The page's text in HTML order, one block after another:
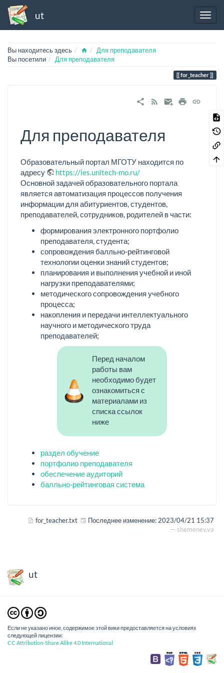
ut
Вы находитесь здесь HomeДля преподавателя
Вы посетили
Для преподавателя
for_teacher
Для преподавателя
Образовательный портал МГОТУ находится по
адресу
https://ies.unitech-mo.ru/
Основной задачей образовательного портала
является автоматизация процессов получения
информации для абитуриентов, студентов,
преподавателей, сотрудников, родителей в части:
формирования электронного портфолио
преподавателя, студента;
сопровождения балльно-рейтинговой
технологии оценки знаний студентов;
планирования и выполнения учебной и иной
нагрузки преподавателями;
методического сопровождения учебного
процесса;
накопления и передачи интеллектуального
научного и методического труда
преподавателей;
Перед началом
работы вам
необходимо будет
ознакомиться с
материалами из
списка ссылок
ниже
раздел обучение
портфолио преподавателя
обеспечение аудиторий
балльно-рейтинговая система
for_teacher.txt Последнее изменение:2023/04/21 15:37
— shemenev.va
ut
Если не указано иное, содержимое этой вики предоставляется на условиях
следующей лицензии:
CC Attribution-Share Alike 4.0 International